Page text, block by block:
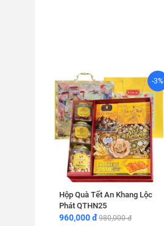
-3%
Hộp Quà Tết An Khang Lộc
Phát QTHN25
960,000 đ980,000 đ